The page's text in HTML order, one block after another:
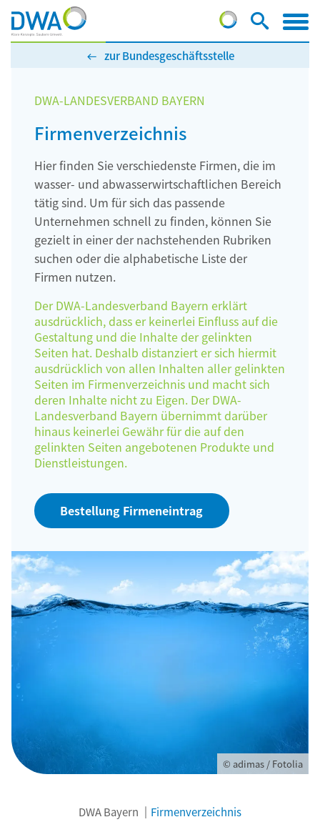
zur Bundesgeschäftsstelle
DWA-LANDESVERBAND BAYERN
Firmenverzeichnis
Hier finden Sie verschiedenste Firmen, die im
wasser- und abwasserwirtschaftlichen Bereich
tätig sind. Um für sich das passende
Unternehmen schnell zu finden, können Sie
gezielt in einer der nachstehenden Rubriken
suchen oder die alphabetische Liste der
Firmen nutzen.
Der DWA-Landesverband Bayern erklärt
ausdrücklich, dass er keinerlei Einfluss auf die
Gestaltung und die Inhalte der gelinkten
Seiten hat. Deshalb distanziert er sich hiermit
ausdrücklich von allen Inhalten aller gelinkten
Seiten im Firmenverzeichnis und macht sich
deren Inhalte nicht zu Eigen. Der DWA-
Landesverband Bayern übernimmt darüber
hinaus keinerlei Gewähr für die auf den
gelinkten Seiten angebotenen Produkte und
Dienstleistungen.
Bestellung Firmeneintrag
© adimas / Fotolia
DWA Bayern Firmenverzeichnis